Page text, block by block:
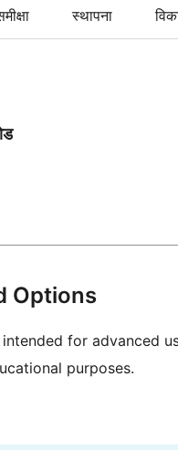
स्थापना
Options
for advanced
purposes.